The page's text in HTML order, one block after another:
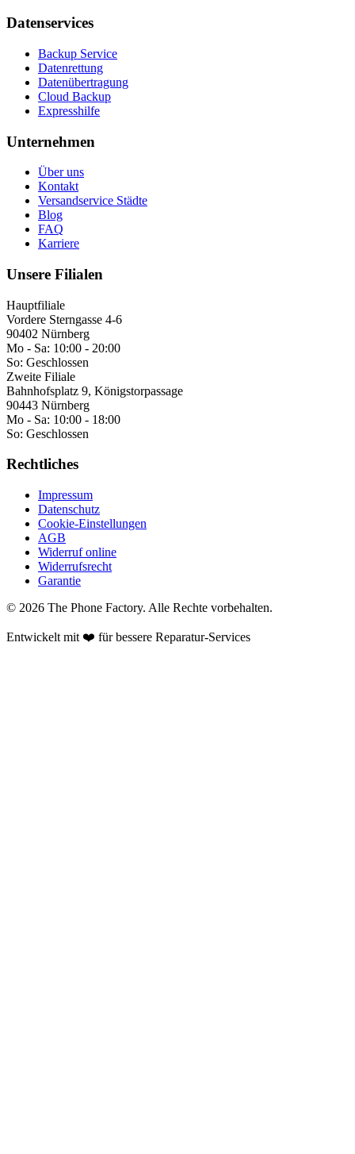
Datenservices
Backup Service
Datenrettung
Datenübertragung
Cloud Backup
Expresshilfe
Unternehmen
Über uns
Kontakt
Versandservice Städte
Blog
FAQ
Karriere
Unsere Filialen
Hauptfiliale
Vordere Sterngasse 4-6
90402 Nürnberg
Mo - Sa: 10:00 - 20:00
So: Geschlossen
Zweite Filiale
Bahnhofsplatz 9, Königstorpassage
90443 Nürnberg
Mo - Sa: 10:00 - 18:00
So: Geschlossen
Rechtliches
Impressum
Datenschutz
Cookie-Einstellungen
AGB
Widerruf online
Widerrufsrecht
Garantie
© 2026 The Phone Factory. Alle Rechte vorbehalten.
Entwickelt mit ❤️ für bessere Reparatur-Services